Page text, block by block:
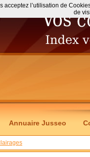
Annuaire Jusseo
acceptez l’utilisation de
de